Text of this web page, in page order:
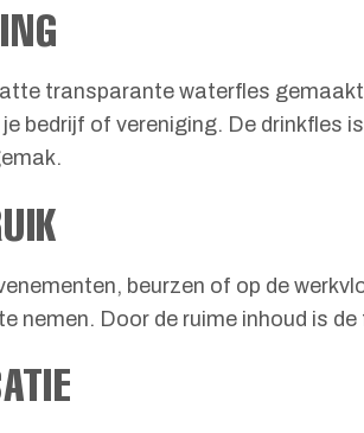
transparante waterfles
bedrijf of vereniging. De
beurzen of op de
nemen. Door de ruime inhoud is